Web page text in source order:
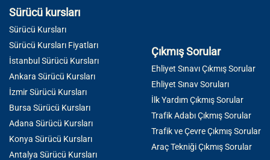
Sürücü kursları
Sürücü Kursları
Sürücü Kursları Fiyatları
İstanbul Sürücü Kursları
Ankara Sürücü Kursları
İzmir Sürücü Kursları
Bursa Sürücü Kursları
Adana Sürücü Kursları
Konya Sürücü Kursları
Antalya Sürücü Kursları
Çıkmış Sorular
Ehliyet Sınavı Çıkmış Sorular
Ehliyet Sınav Soruları
İlk Yardım Çıkmış Sorular
Trafik Adabı Çıkmış Sorular
Trafik ve Çevre Çıkmış Sorular
Araç Tekniği Çıkmış Sorular